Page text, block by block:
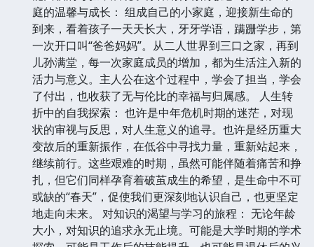
庭的温馨与成长： 组成自己的小家庭，迎接新生命的
到来，看着孩子一天天长大，牙牙学语，蹒跚学步，第
一次开口叫“爸爸妈妈”。从二人世界到三口之家，再到
儿孙满堂，每一次家庭成员的增加，都为生活注入新的
活力与意义。主人公在这个过程中，学会了担当，学会
了付出，也收获了无与伦比的幸福与归属感。 人生转
折中的自我探索： 也许是中年危机时期的迷茫，对现
状的审视与反思，对人生意义的追寻。也许是经历重大
变故后的重新振作，在低谷中寻找力量，重新站起来，
继续前行。这些艰难的时期，虽然可能伴随着痛苦和挣
扎，但它们同样孕育着破茧成生的希望，是生命中不可
或缺的“春天”，促使我们更深刻地认识自己，也更坚定
地走向未来。 对知识的渴望与学习的旅程： 无论年龄
大小，对知识的追求永无止境。可能是大学时期的学术